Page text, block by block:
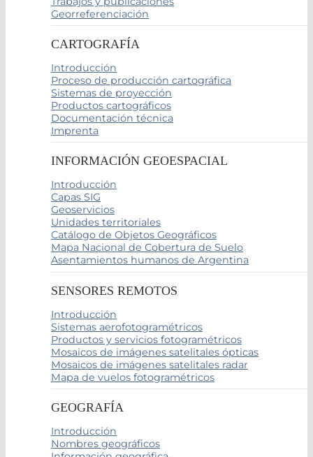
Georreferenciación
CARTOGRAFÍA
Introducción
Proceso de producción cartográfica
Sistemas de proyección
Productos cartográficos
Documentación técnica
Imprenta
INFORMACIÓN GEOESPACIAL
Introducción
Capas SIG
Geoservicios
Unidades territoriales
Catálogo de Objetos Geográficos
Mapa Nacional de Cobertura de Suelo
Asentamientos humanos de Argentina
SENSORES REMOTOS
Introducción
Sistemas aerofotogramétricos
Productos y servicios fotogramétricos
Mosaicos de imágenes satelitales ópticas
Mosaicos de imágenes satelitales radar
Mapa de vuelos fotogramétricos
GEOGRAFÍA
Introducción
Nombres geográficos